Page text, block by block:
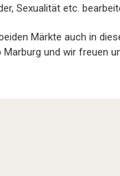
Sexualität etc.
Märkte auch in
und wir freuen